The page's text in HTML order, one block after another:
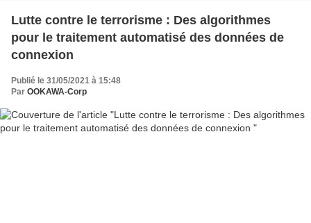
Lutte contre le terrorisme : Des algorithmes
pour le traitement automatisé des données de
connexion
Publié le 31/05/2021 à 15:48
Par OOKAWA-Corp